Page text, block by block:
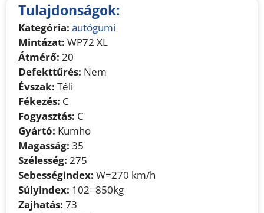
Tulajdonságok:
Kategória: autógumi
Mintázat: WP72 XL
Átmérő: 20
Defekttűrés: Nem
Évszak: Téli
Fékezés: C
Fogyasztás: C
Gyártó: Kumho
Magasság: 35
Szélesség: 275
Sebességindex: W=270 km/h
Súlyindex: 102=850kg
Zajhatás: 73